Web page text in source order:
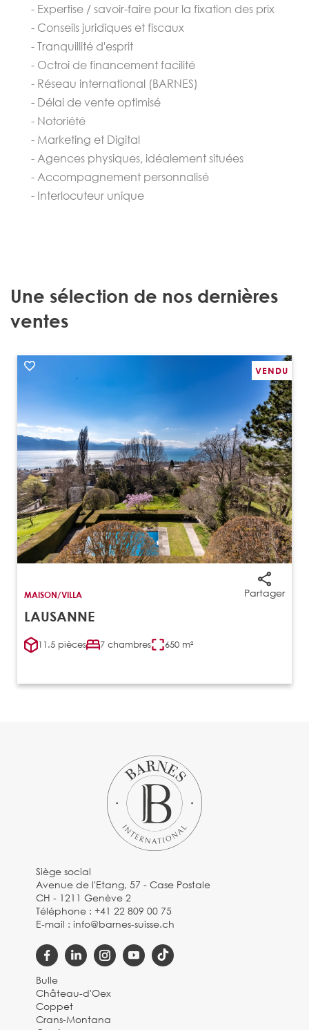
- Expertise / savoir-faire pour la fixation des prix
- Conseils juridiques et fiscaux
- Tranquillité d'esprit
- Octroi de financement facilité
- Réseau international (BARNES)
- Délai de vente optimisé
- Notoriété
- Marketing et Digital
- Agences physiques, idéalement situées
- Accompagnement personnalisé
- Interlocuteur unique
Une sélection de nos dernières
ventes
VENDU
Partager
MAISON/VILLA
LAUSANNE
11.5 pièces 7 chambres 650 m²
Siège social
Avenue de l'Etang, 57 - Case Postale
CH - 1211 Genève 2
Téléphone :+41 22 809 00 75
E-mail :info@barnes-suisse.ch
Bulle
Château-d'Oex
Coppet
Crans-Montana